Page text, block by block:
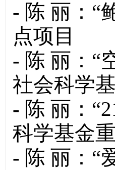
- 陈 丽：“
点项目
- 陈 丽：“
社会科学
- 陈 丽：
科学基金
- 陈 丽：“